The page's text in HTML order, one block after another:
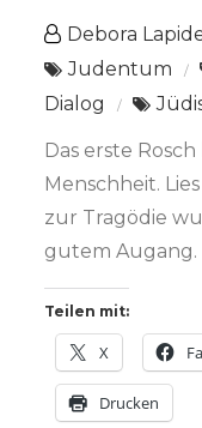
Debora
Judentum
Dialog
Das erste
Menschheit.
zur Tragödie
gutem Augang.
Teilen mit:
X
Drucken